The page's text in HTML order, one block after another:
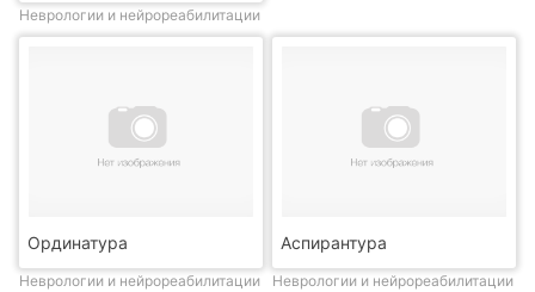
Неврологии и нейрореабилитации
Ординатура
Неврологии и нейрореабилитации
Аспирантура
Неврологии и нейрореабилитации